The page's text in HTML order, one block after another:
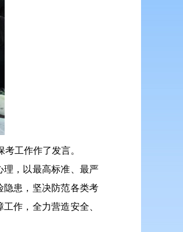
工作作了发言。
理，以最高标准、最严
隐患，坚决防范各类考
作，全力营造安全、